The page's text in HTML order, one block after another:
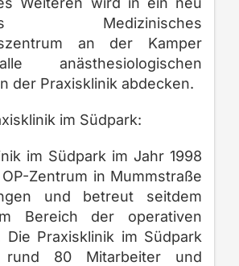
Medizinisches
an der Kamper
anästhesiologischen
der Praxisklinik abdecken.
im Südpark:
im Südpark im Jahr 1998
Zentrum in Mummstraße
und betreut seitdem
Bereich der operativen
Die Praxisklinik im Südpark
rund 80 Mitarbeiter und